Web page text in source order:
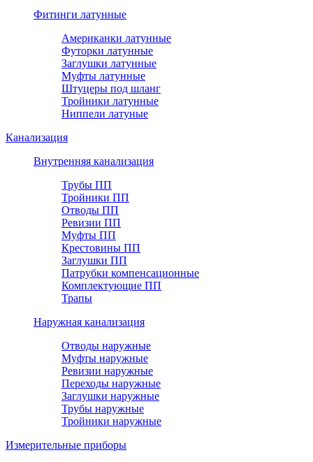
Фитинги латунные
Американки латунные
Футорки латунные
Заглушки латунные
Муфты латунные
Штуцеры под шланг
Тройники латунные
Ниппели латуные
Канализация
Внутренняя канализация
Трубы ПП
Тройники ПП
Отводы ПП
Ревизии ПП
Муфты ПП
Крестовины ПП
Заглушки ПП
Патрубки компенсационные
Комплектующие ПП
Трапы
Наружная канализация
Отводы наружные
Муфты наружные
Ревизии наружные
Переходы наружные
Заглушки наружные
Трубы наружные
Тройники наружные
Измерительные приборы